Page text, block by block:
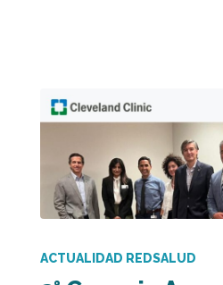
ACTUALIDAD REDSALUD